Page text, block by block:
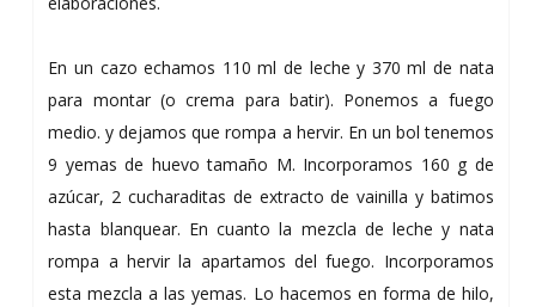
En un cazo echamos 110 ml de leche y 370 ml de nata
para montar (o crema para batir). Ponemos a fuego
medio. y dejamos que rompa a hervir. En un bol tenemos
9 yemas de huevo tamaño M. Incorporamos 160 g de
azúcar, 2 cucharaditas de extracto de vainilla y batimos
hasta blanquear. En cuanto la mezcla de leche y nata
rompa a hervir la apartamos del fuego. Incorporamos
esta mezcla a las yemas. Lo hacemos en forma de hilo,